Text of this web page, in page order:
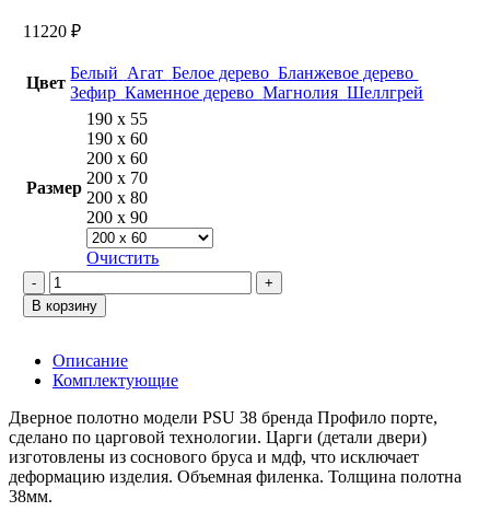
11220₽
Цвет
Белый Агат Белое дерево Бланжевое дерево
Зефир Каменное дерево Магнолия Шеллгрей
Размер
190 х 55
190 х 60
200 х 60
200 х 70
200 х 80
200 х 90
Очистить
Количество
товара
PSU
Белый
В корзину
Описание
Комплектующие
Дверное полотно модели PSU 38 бренда Профило порте,
сделано по царговой технологии. Царги (детали двери)
изготовлены из соснового бруса и мдф, что исключает
деформацию изделия. Объемная филенка. Толщина полотна
38мм.